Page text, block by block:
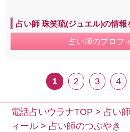
占い師 珠笑琉(ジュエル)の情報
占い師のプロフ
1 2 3 4
電話占いウラナTOP > 占い
ィール > 占い師のつぶやき